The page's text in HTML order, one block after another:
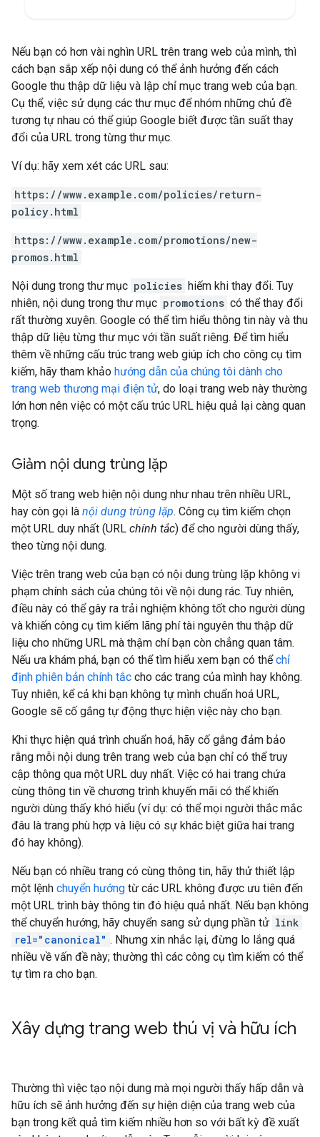
Nếu bạn có hơn vài nghìn URL trên trang web của mình, thì
cách bạn sắp xếp nội dung có thể ảnh hưởng đến cách
Google thu thập dữ liệu và lập chỉ mục trang web của bạn.
Cụ thể, việc sử dụng các thư mục để nhóm những chủ đề
tương tự nhau có thể giúp Google biết được tần suất thay
đổi của URL trong từng thư mục.
Ví dụ: hãy xem xét các URL sau:
https://www.example.com/policies/return-
policy.html
https://www.example.com/promotions/new-
promos.html
Nội dung trong thư mục policies hiếm khi thay đổi. Tuy
nhiên, nội dung trong thư mục promotions có thể thay đổi
rất thường xuyên. Google có thể tìm hiểu thông tin này và thu
thập dữ liệu từng thư mục với tần suất riêng. Để tìm hiểu
thêm về những cấu trúc trang web giúp ích cho công cụ tìm
kiếm, hãy tham khảo hướng dẫn của chúng tôi dành cho
trang web thương mại điện tử, do loại trang web này thường
lớn hơn nên việc có một cấu trúc URL hiệu quả lại càng quan
trọng.
Giảm nội dung trùng lặp
Một số trang web hiện nội dung như nhau trên nhiều URL,
hay còn gọi là nội dung trùng lặp. Công cụ tìm kiếm chọn
một URL duy nhất (URL chính tắc) để cho người dùng thấy,
theo từng nội dung.
Việc trên trang web của bạn có nội dung trùng lặp không vi
phạm chính sách của chúng tôi về nội dung rác. Tuy nhiên,
điều này có thể gây ra trải nghiệm không tốt cho người dùng
và khiến công cụ tìm kiếm lãng phí tài nguyên thu thập dữ
liệu cho những URL mà thậm chí bạn còn chẳng quan tâm.
Nếu ưa khám phá, bạn có thể tìm hiểu xem bạn có thểchỉ
định phiên bản chính tắc cho các trang của mình hay không.
Tuy nhiên, kể cả khi bạn không tự mình chuẩn hoá URL,
Google sẽ cố gắng tự động thực hiện việc này cho bạn.
Khi thực hiện quá trình chuẩn hoá, hãy cố gắng đảm bảo
rằng mỗi nội dung trên trang web của bạn chỉ có thể truy
cập thông qua một URL duy nhất. Việc có hai trang chứa
cùng thông tin về chương trình khuyến mãi có thể khiến
người dùng thấy khó hiểu (ví dụ: có thể mọi người thắc mắc
đâu là trang phù hợp và liệu có sự khác biệt giữa hai trang
đó hay không).
Nếu bạn có nhiều trang có cùng thông tin, hãy thử thiết lập
một lệnh chuyển hướng từ các URL không được ưu tiên đến
một URL trình bày thông tin đó hiệu quả nhất. Nếu bạn không
thể chuyển hướng, hãy chuyển sang sử dụng phần tử link
rel="canonical" . Nhưng xin nhắc lại, đừng lo lắng quá
nhiều về vấn đề này; thường thì các công cụ tìm kiếm có thể
tự tìm ra cho bạn.
Xây dựng trang web thú vị và hữu ích
Thường thì việc tạo nội dung mà mọi người thấy hấp dẫn và
hữu ích sẽ ảnh hưởng đến sự hiện diện của trang web của
bạn trong kết quả tìm kiếm nhiều hơn so với bất kỳ đề xuất